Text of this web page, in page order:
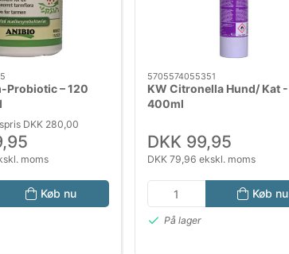
Probiotic – 120
til hund og
DKK 280,00
moms
Køb nu
5705574055351
KW Citronella Hund/ Kat -
400ml
DKK 99,95
DKK 79,96 ekskl. moms
Køb nu
På lager